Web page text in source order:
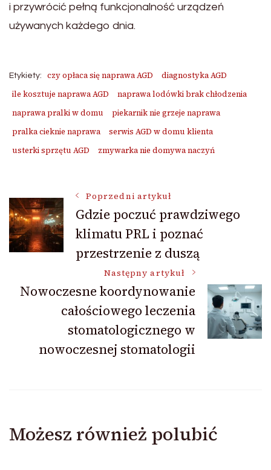
i przywrócić pełną funkcjonalność urządzeń
używanych każdego dnia.
Etykiety: czy opłaca się naprawa AGD
diagnostyka AGD
ile kosztuje naprawa AGD
naprawa lodówki brak chłodzenia
naprawa pralki w domu
piekarnik nie grzeje naprawa
pralka cieknie naprawa
serwis AGD w domu klienta
usterki sprzętu AGD
zmywarka nie domywa naczyń
Nawigacja
wpisu
Poprzedni artykuł
Gdzie poczuć prawdziwego
klimatu PRL i poznać
przestrzenie z duszą
Następny artykuł
Nowoczesne koordynowanie
całościowego leczenia
stomatologicznego w
nowoczesnej stomatologii
Możesz również polubić